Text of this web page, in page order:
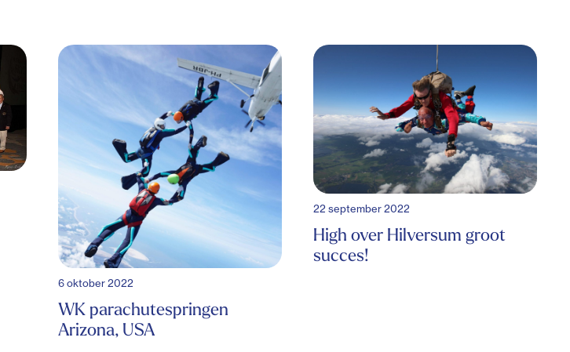
6 oktober 2022
WK parachutespringen
Arizona, USA
22 september 2022
High over Hilversum groot
succes!